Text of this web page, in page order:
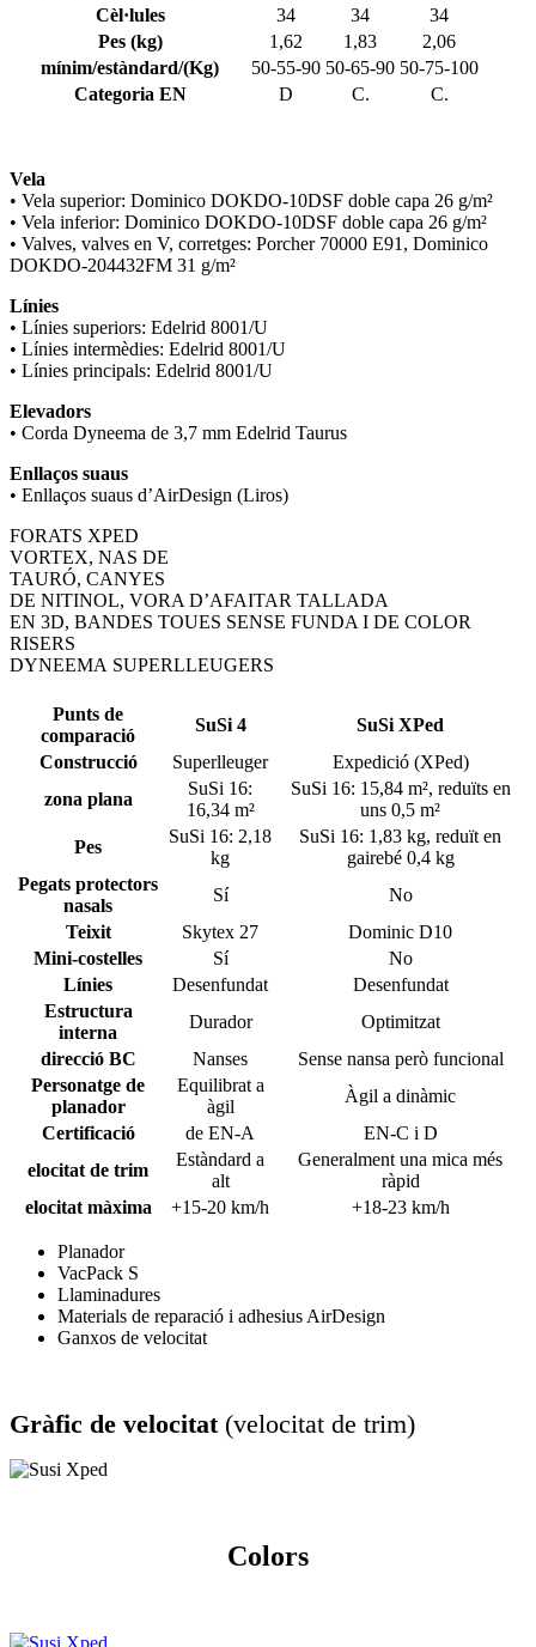
Cèl·lules
34 34
34
Pes (kg)
1,62 1,83
2,06
mínim/estàndard/(Kg)
50-55-90 50-65-90 50-75-100
Categoria EN
D C. C.
Vela
• Vela superior: Dominico DOKDO-10DSF doble capa 26 g/m²
• Vela inferior: Dominico DOKDO-10DSF doble capa 26 g/m²
• Valves, valves en V, corretges: Porcher 70000 E91, Dominico
DOKDO-204432FM 31 g/m²
Línies
• Línies superiors: Edelrid 8001/U
• Línies intermèdies: Edelrid 8001/U
• Línies principals: Edelrid 8001/U
Elevadors
• Corda Dyneema de 3,7 mm Edelrid Taurus
Enllaços suaus
• Enllaços suaus d’AirDesign (Liros)
FORATS XPED
VORTEX, NAS DE
TAURÓ, CANYES
DE NITINOL, VORA D’AFAITAR TALLADA
EN 3D, BANDES TOUES SENSE FUNDA I DE COLOR
RISERS
DYNEEMA SUPERLLEUGERS
Punts de
comparació
SuSi 4
SuSi XPed
Construcció
Superlleuger
Expedició (XPed)
zona plana
SuSi 16:
16,34 m²
SuSi 16: 15,84 m², reduïts en
uns 0,5 m²
Pes
SuSi 16: 2,18
kg
SuSi 16: 1,83 kg, reduït en
gairebé 0,4 kg
Pegats protectors
nasals
Sí
No
Teixit
Skytex 27
Dominic D10
Mini-costelles
Sí
No
Línies
Desenfundat
Desenfundat
Estructura
interna
Durador
Optimitzat
direcció BC
Nanses
Sense nansa però funcional
Personatge de
planador
Equilibrat a
àgil
Àgil a dinàmic
Certificació
de EN-A
EN-C i D
elocitat de trim
Estàndard a
alt
Generalment una mica més
ràpid
elocitat màxima
+15-20 km/h +18-23 km/h
Planador
VacPack S
Llaminadures
Materials de reparació i adhesius AirDesign
Ganxos de velocitat
Gràfic de velocitat(velocitat de trim)
Colors